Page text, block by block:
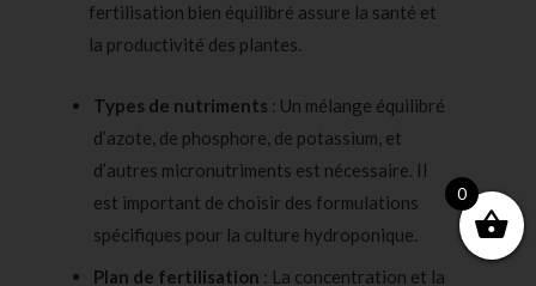
fertilisation bien équilibré assure la santé et
la productivité des plantes.
Types de nutriments : Un mélange équilibré
d’azote, de phosphore, de potassium, et
d’autres micronutriments est nécessaire. Il
est important de choisir des formulations
spécifiques pour la culture hydroponique.
Plan de fertilisation : La concentration et la
0